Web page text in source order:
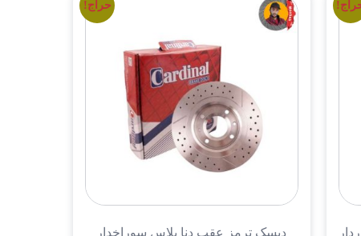
حراج!
دیسک ترمز عقب دنا پلاس سوراخدار